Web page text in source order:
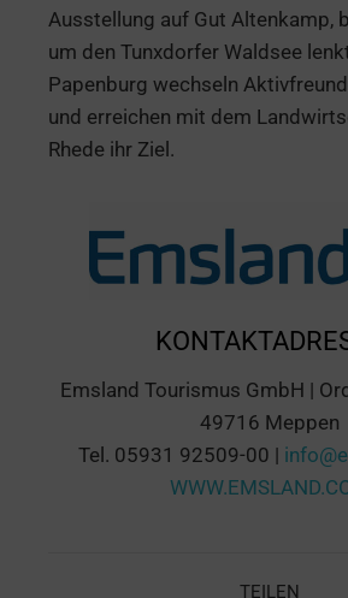
Ausstellung auf Gut Altenkamp,
um den Tunxdorfer Waldsee
Papenburg wechseln
und erreichen mit dem
Rhede ihr Ziel.
Emsland Tourismus GmbH |
49716 Meppen
Tel. 05931 92509-00 |
TEILEN